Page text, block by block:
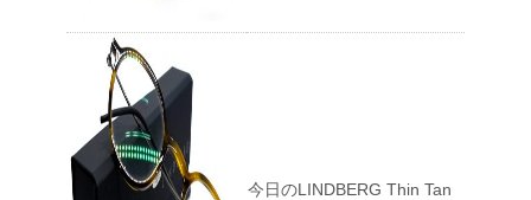
今日のLINDBERG Thin Tan